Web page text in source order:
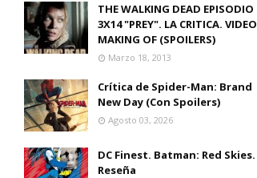
THE WALKING DEAD EPISODIO
3X14 "PREY". LA CRITICA. VIDEO
MAKING OF (SPOILERS)
Marzo 18, 2013
Crítica de Spider-Man: Brand
New Day (Con Spoilers)
Agosto 03, 2026
DC Finest. Batman: Red Skies.
Reseña